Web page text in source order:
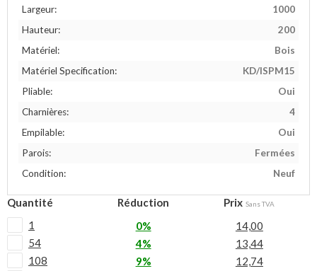
Largeur:
1000
Hauteur:
200
Matériel:
Bois
Matériel Specification:
KD/ISPM15
Pliable:
Oui
Charnières:
4
Empilable:
Oui
Parois:
Fermées
Condition:
Neuf
Quantité Réduction Prix Sans TVA
1 0%
14,00
54
4%
13,44
108
9%
12,74